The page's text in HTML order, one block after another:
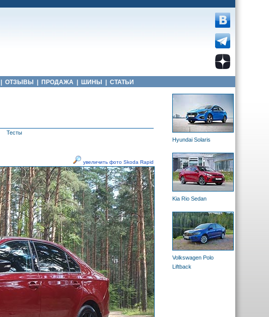
ОТЗЫВЫ ПРОДАЖА ШИНЫ СТАТЬИ
Тесты
увеличить фото Skoda Rapid
Hyundai Solaris
Kia Rio Sedan
Volkswagen Polo
Liftback